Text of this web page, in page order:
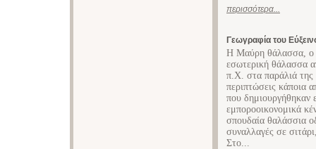
περισσότερα...
Γεωγραφία του
Η Μαύρη θάλασσα, ο
εσωτερική θάλασσα
π.Χ. στα παράλιά της
περιπτώσεις κάποια
που δημιουργήθηκαν
εμποροοικονομικά
σπουδαία θαλάσσια
συναλλαγές σε
Στο...